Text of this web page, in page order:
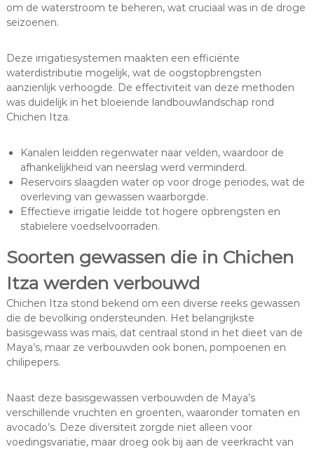
om de waterstroom te beheren, wat cruciaal was in de droge
seizoenen.
Deze irrigatiesystemen maakten een efficiënte
waterdistributie mogelijk, wat de oogstopbrengsten
aanzienlijk verhoogde. De effectiviteit van deze methoden
was duidelijk in het bloeiende landbouwlandschap rond
Chichen Itza.
Kanalen leidden regenwater naar velden, waardoor de
afhankelijkheid van neerslag werd verminderd.
Reservoirs slaagden water op voor droge periodes, wat de
overleving van gewassen waarborgde.
Effectieve irrigatie leidde tot hogere opbrengsten en
stabielere voedselvoorraden.
Soorten gewassen die in Chichen
Itza werden verbouwd
Chichen Itza stond bekend om een diverse reeks gewassen
die de bevolking ondersteunden. Het belangrijkste
basisgewass was maïs, dat centraal stond in het dieet van de
Maya’s, maar ze verbouwden ook bonen, pompoenen en
chilipepers.
Naast deze basisgewassen verbouwden de Maya’s
verschillende vruchten en groenten, waaronder tomaten en
avocado’s. Deze diversiteit zorgde niet alleen voor
voedingsvariatie, maar droeg ook bij aan de veerkracht van